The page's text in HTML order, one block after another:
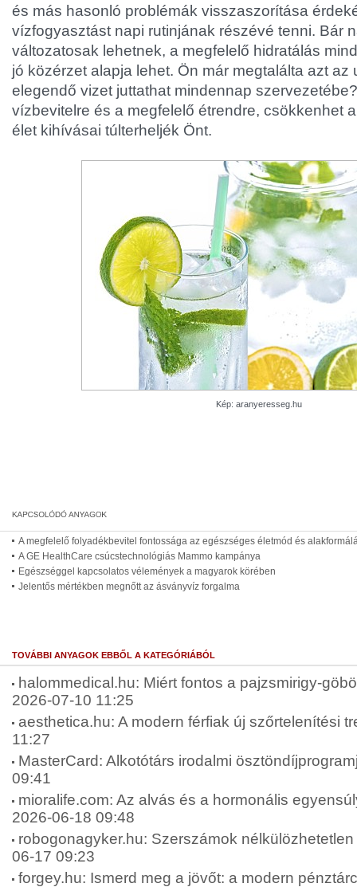
és más hasonló problémák visszaszorítása
vízfogyasztást napi rutinjának részévé tenni. Bár
változatosak lehetnek, a megfelelő hidratálás
jó közérzet alapja lehet. Ön már megtalálta azt az
elegendő vizet juttathat mindennap
vízbevitelre és a megfelelő étrendre, csökkenhet
élet kihívásai túlterheljék Önt.
Kép: aranyeresseg.hu
A megfelelő folyadékbevitel fontossága az egészséges életmód és
A GE HealthCare csúcstechnológiás Mammo kampánya
Egészséggel kapcsolatos vélemények a magyarok körében
Jelentős mértékben megnőtt az ásványvíz forgalma
TOVÁBBI ANYAGOK EBBŐL A KATEGÓRIÁBÓL
halommedical.hu: Miért fontos a pajzsmirigy-
2026-07-10 11:25
aesthetica.hu: A modern férfiak új szőrtelenítési
11:27
MasterCard: Alkotótárs irodalmi
09:41
mioralife.com: Az alvás és a hormonális
2026-06-18 09:48
robogonagyker.hu: Szerszámok
06-17 09:23
forgey.hu: Ismerd meg a jövőt: a modern